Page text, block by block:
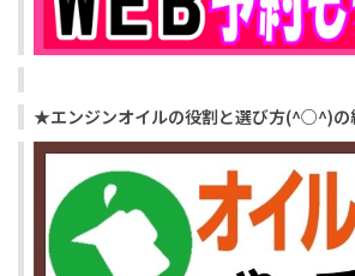
★エンジンオイルの役割と選び方(^○^)